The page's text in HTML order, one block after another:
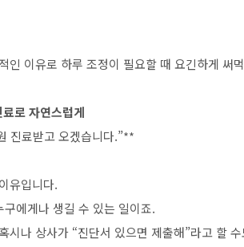
인 이유로 하루 조정이 필요할 때 요긴하게 써
로 자연스럽게
진료받고 오겠습니다.”**
유입니다.
에게나 생길 수 있는 일이죠.
시나 상사가 “진단서 있으면 제출해”라고 할